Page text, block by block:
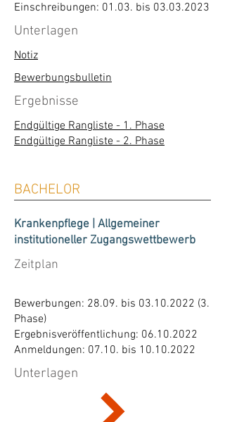
Einschreibungen: 01.03. bis 03.03.2023
Unterlagen
Notiz
Bewerbungsbulletin
Ergebnisse
Endgültige Rangliste - 1. Phase
Endgültige Rangliste - 2. Phase
BACHELOR
Krankenpflege | Allgemeiner
institutioneller Zugangswettbewerb
Zeitplan
Bewerbungen: 28.09. bis 03.10.2022 (3.
Phase)
Ergebnisveröffentlichung: 06.10.2022
Anmeldungen: 07.10. bis 10.10.2022
Unterlagen